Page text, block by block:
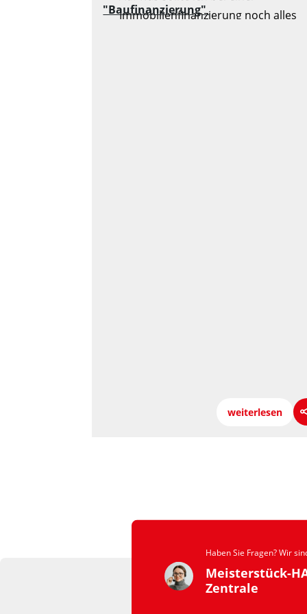
Immobilienfinanzierung noch alles
"Baufinanzierung"
weiterlesen
Haben Sie Fragen? Wir
Meisterstück-
Zentrale